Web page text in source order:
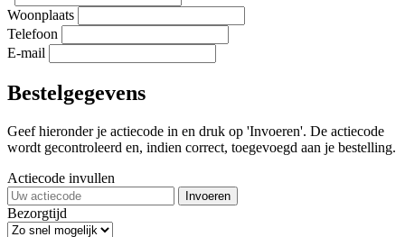
Woonplaats
Telefoon
E-mail
Bestelgegevens
Geef hieronder je actiecode in en druk op 'Invoeren'. De actiecode
wordt gecontroleerd en, indien correct, toegevoegd aan je bestelling.
Actiecode invullen
Invoeren
Bezorgtijd